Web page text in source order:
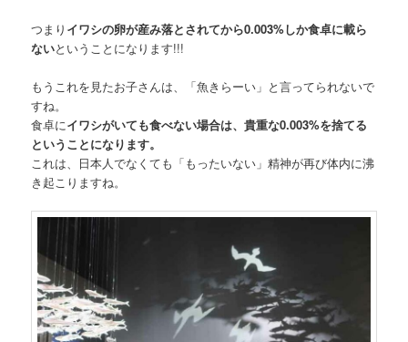
つまり イワシの卵が産み落とされてから0.003%しか食卓に載ら
ないということになります!!!
もうこれを見たお子さんは、「魚きらーい」と言ってられないで
すね。
食卓にイワシがいても食べない場合は、貴重な0.003%を捨てる
ということになります。
これは、日本人でなくても「もったいない」精神が再び体内に沸
き起こりますね。